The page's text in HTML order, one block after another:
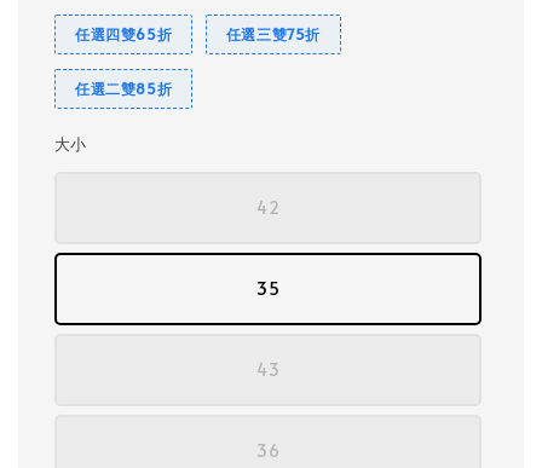
任選四雙65折 任選三雙75折
任選二雙85折
大小
42
35
43
36